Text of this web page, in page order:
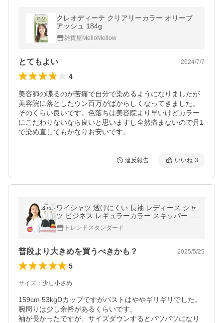
クレオディーテ クリアリーカラー オリーブ
アッシュ 184g
雑貨屋MelloMellow
とてもよい 2024/7/7
4
美容師の喋るのが苦痛で自分で染めるようになりましたが
美容院に落としたウン百万がばからしくなってきました。
そのくらい良いです。色落ちは美容院より早いけどカラー
にこだわりないなら良いと思いますし全然痛まないので月1
で染め直してもかなりお安いです。
違反報告 いいね 3
ワイシャツ 透けにくい 長袖 レディース シャ
ツ ビジネス レギュラーカラー スキッパー リ
クルート 就活 白 ホワイト 黒 ブラック LL 3
L 4L 5L 6L [M便 1/2]
トレンドスタンダード
普段より大きめを買うべきかも？ 2025/5/25
5
サイズ ： 少し小さめ
159cm 53kgDカップですがバストはややギリギリでした。
腕周りは少し余裕があるくらいです。
袖が長かったですが、サイズダウンするとパツパツになり